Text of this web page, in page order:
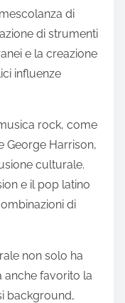
di
di strumenti
e la creazione
influenze
rock, come
George Harrison,
culturale.
e il pop latino
di
non solo ha
anche favorito la
background,